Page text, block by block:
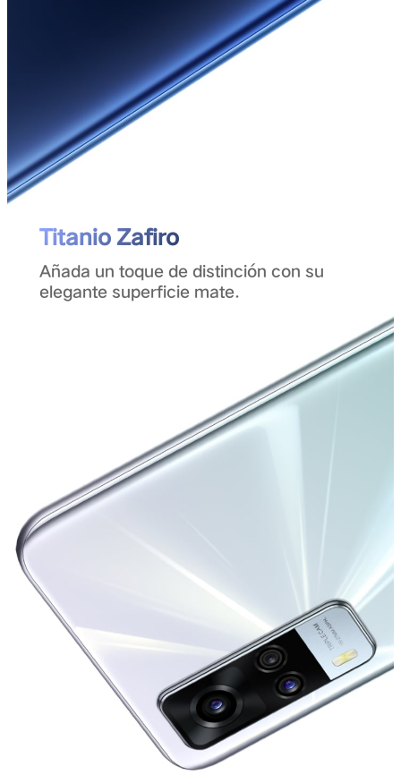
Titanio Zafiro
Añada un toque de distinción con su
elegante superficie mate.